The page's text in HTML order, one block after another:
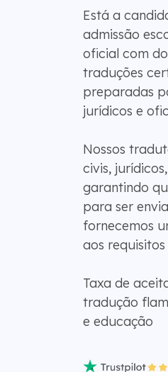
Está a
admissão
oficial com
traduções
preparadas
jurídicos e
Nossos
civis,
garantindo
para ser
fornecemos
aos
Taxa de
tradução
e educação